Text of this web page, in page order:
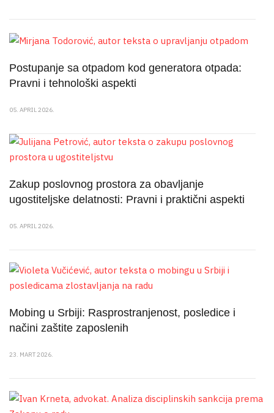
Postupanje sa otpadom kod generatora otpada:
Pravni i tehnološki aspekti
05. APRIL 2026.
Zakup poslovnog prostora za obavljanje
ugostiteljske delatnosti: Pravni i praktični aspekti
05. APRIL 2026.
Mobing u Srbiji: Rasprostranjenost, posledice i
načini zaštite zaposlenih
23. MART 2026.